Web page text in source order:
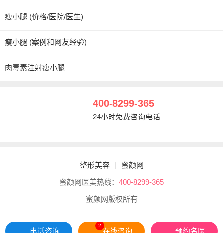
瘦小腿 (价格/医院/医生)
瘦小腿 (案例和网友经验)
肉毒素注射瘦小腿
400-8299-365
24小时免费咨询电话
整形美容
蜜颜网
蜜颜网医美热线： 400-8299-365
蜜颜网版权所有
电话咨询
2
在线咨询 预约名医